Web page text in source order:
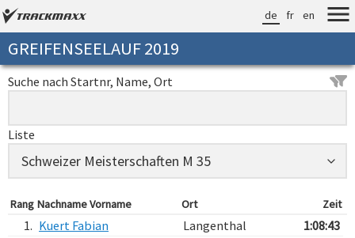
de fr en
GREIFENSEELAUF 2019
Suche nach Startnr, Name, Ort
Liste
Rang Nachname Vorname Ort Zeit
1. Kuert Fabian Langenthal
1:08:43